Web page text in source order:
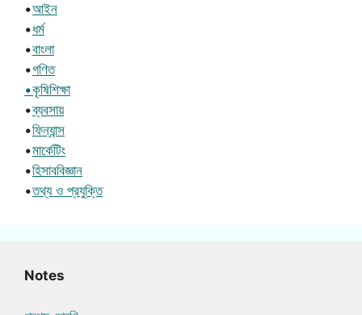
•আইন
•ধর্ম
•বাংলা
•গণিত
•কৃষিশিক্ষা
•ব্যবসায়
•ফিন্যান্স
•মার্কেটিং
•হিসাববিজ্ঞান
•তথ্য ও প্রযুক্তি
Notes